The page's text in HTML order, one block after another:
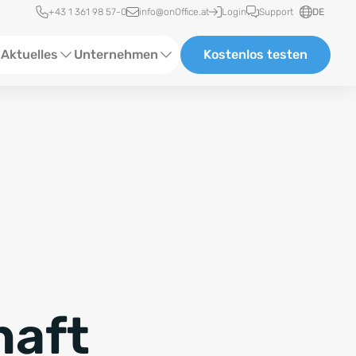
Schnellzugriff
+43 1 361 98 57-0 info@onOffice.at Login Support DE
Aktuelles Unternehmen Kostenlos testen